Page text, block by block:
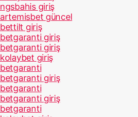
ngsbahis giriş
artemisbet güncel
bettilt giriş
betgaranti giriş
betgaranti giriş
kolaybet giriş
betgaranti
betgaranti giriş
betgaranti
betgaranti giriş
betgaranti